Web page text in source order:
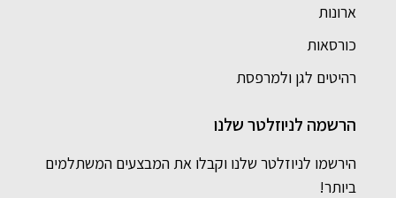
ארונות
כורסאות
רהיטים לגן ולמרפסת
הרשמה לניוזלטר שלנו
הירשמו לניוזלטר שלנו וקבלו את המבצעים המשתלמים
ביותר!